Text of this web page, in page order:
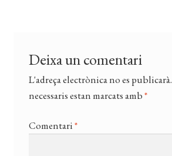
Deixa un comentari
L'adreça electrònica no es publicarà.
necessaris estan marcats amb*
Comentari*